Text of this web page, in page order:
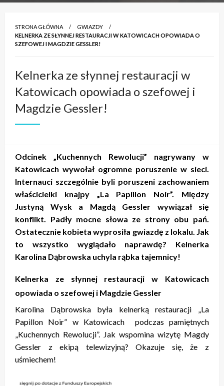
STRONA GŁÓWNA
GWIAZDY
KELNERKA ZE SŁYNNEJ RESTAURACJI W KATOWICACH OPOWIADA O
SZEFOWEJ I MAGDZIE GESSLER!
Kelnerka ze słynnej restauracji w
Katowicach opowiada o szefowej i
Magdzie Gessler!
Odcinek „Kuchennych Rewolucji” nagrywany w
Katowicach wywołał ogromne poruszenie w sieci.
Internauci szczególnie byli poruszeni zachowaniem
właścicielki knajpy „La Papillon Noir”. Między
Justyną Wysk a Magdą Gessler wywiązał się
konflikt. Padły mocne słowa ze strony obu pań.
Ostatecznie kobieta wyprosiła gwiazdę z lokalu. Jak
to wszystko wyglądało naprawdę? Kelnerka
Karolina Dąbrowska uchyla rąbka tajemnicy!
Kelnerka ze słynnej restauracji w Katowicach
opowiada o szefowej i Magdzie Gessler
Karolina Dąbrowska była kelnerką restauracji „La
Papillon Noir” w Katowicach podczas pamiętnych
„Kuchennych Rewolucji”. Jak wspomina wizytę Magdy
Gessler z ekipą telewizyjną? Okazuje się, że z
uśmiechem!